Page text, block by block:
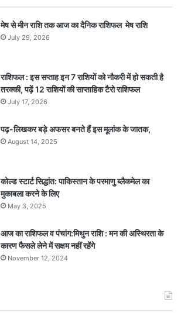
मेष से मीन राशि तक आज का दैनिक राशिफल मेष राशि
July 29, 2026
राशिफल : इस सप्ताह इन 7 राशियों को नौकरी में हो सकती है
तरक्की, पढ़ें 12 राशियों की साप्ताहिक टैरो राशिफल
July 17, 2026
पढ़-लिखकर बड़े अफसर बनते हैं इस मूलांक के जातक,
August 14, 2025
कोल्ड स्टार्ट सिद्धांत: पाकिस्तान के परमाणु ब्लैकमेल का
मुकाबला करने के लिए
May 3, 2025
आज का राशिफल व पंचांग:मिथुन राशि : मन की अस्थिरता के
कारण फैसले लेने में सक्षम नहीं रहेंगे
November 12, 2024